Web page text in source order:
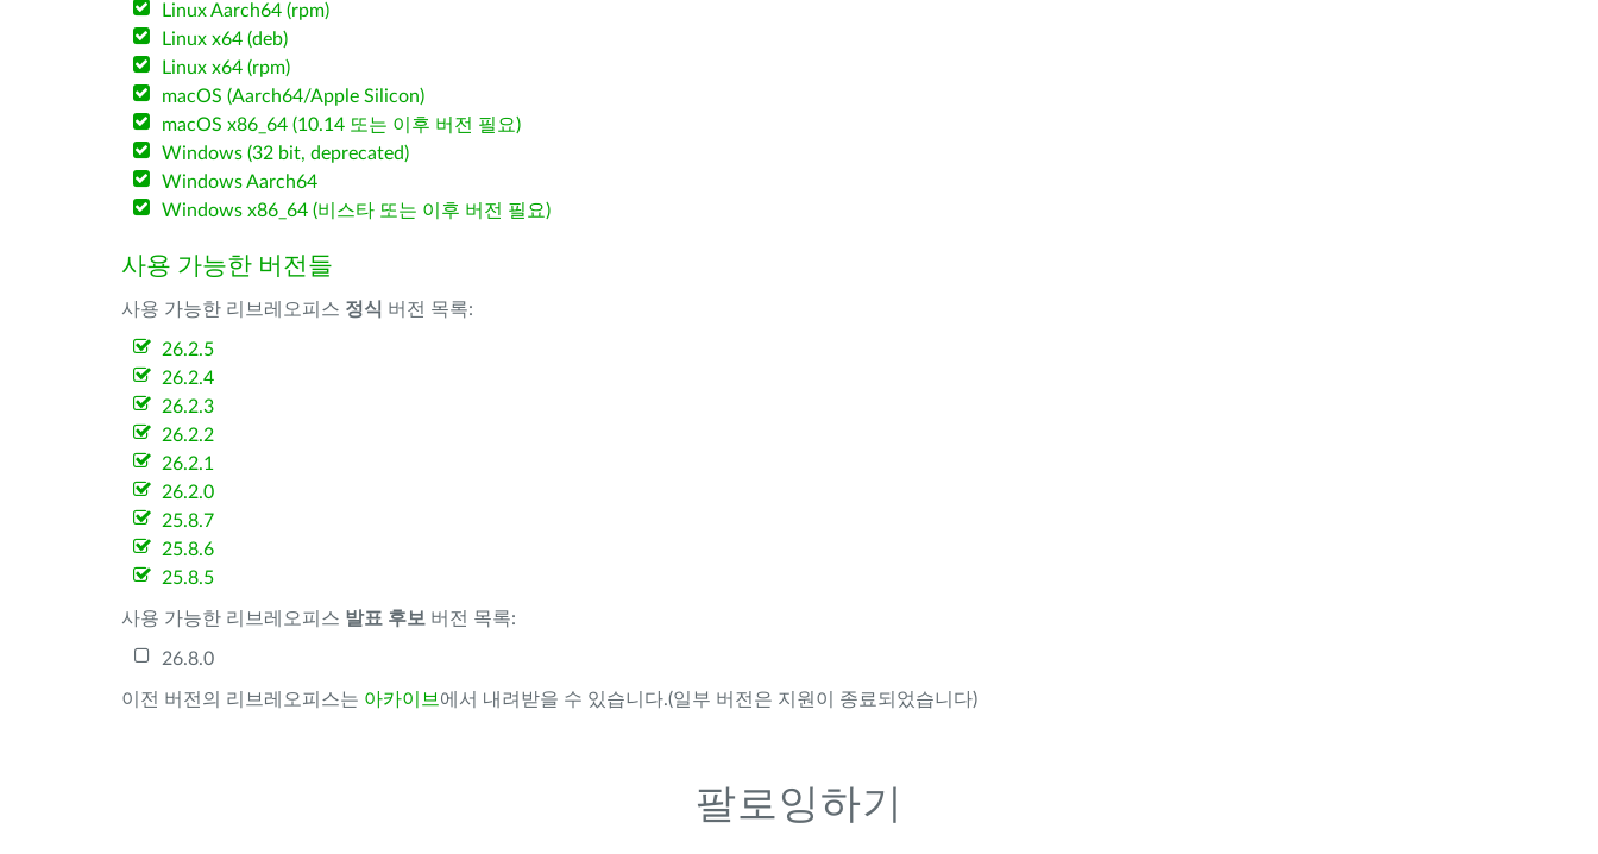
Linux Aarch64 (rpm)
Linux x64 (deb)
Linux x64 (rpm)
macOS (Aarch64/Apple Silicon)
macOS x86_64 (10.14 또는 이후 버전 필요)
Windows (32 bit, deprecated)
Windows Aarch64
Windows x86_64 (비스타 또는 이후 버전 필요)
사용 가능한 버전들
사용 가능한 리브레오피스 정식 버전 목록:
26.2.5
26.2.4
26.2.3
26.2.2
26.2.1
26.2.0
25.8.7
25.8.6
25.8.5
사용 가능한 리브레오피스 발표 후보 버전 목록:
26.8.0
이전 버전의 리브레오피스는 아카이브 에서 내려받을 수 있습니다.(일부 버전은 지원이 종료되었습니다)
팔로잉하기